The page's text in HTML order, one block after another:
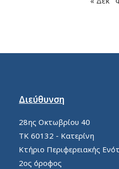
Διεύθυνση
28ης Οκτωβρίου 40
ΤΚ 60132 - Κατερίνη
Κτήριο Περιφερειακής
2ος όροφος